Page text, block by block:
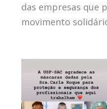
das empresas que
movimento